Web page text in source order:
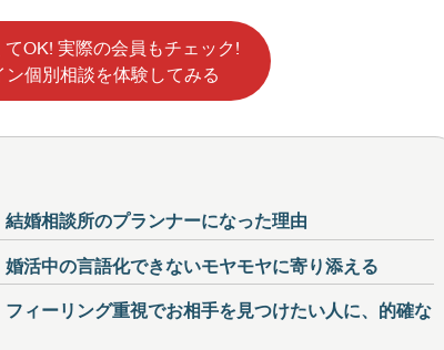
てOK! 実際の会員もチェック!
ン個別相談を体験してみる
婚相談所のプランナーになった理由
活中の言語化できないモヤモヤに寄り添える
フィーリング重視でお相手を見つけたい人に、的確な